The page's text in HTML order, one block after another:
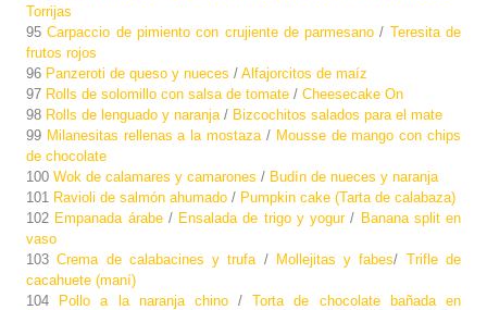
Torrijas
95Carpaccio de pimiento con crujiente de parmesano / Teresita de
frutos rojos
96 Panzeroti de queso y nueces / Alfajorcitos de maíz
97 Rolls de solomillo con salsa de tomate / Cheesecake On
98 Rolls de lenguado y naranja / Bizcochitos salados para el mate
99 Milanesitas rellenas a la mostaza / Mousse de mango con chips
de chocolate
100 Wok de calamares y camarones / Budín de nueces y naranja
101 Ravioli de salmón ahumado / Pumpkin cake (Tarta de calabaza)
102 Empanada árabe/ Ensalada de trigo y yogur/ Banana split en
vaso
103Crema de calabacines y trufa / Mollejitas y fabes/ Trifle de
cacahuete (maní)
104
Pollo a la naranja chino/Torta de chocolate bañada en